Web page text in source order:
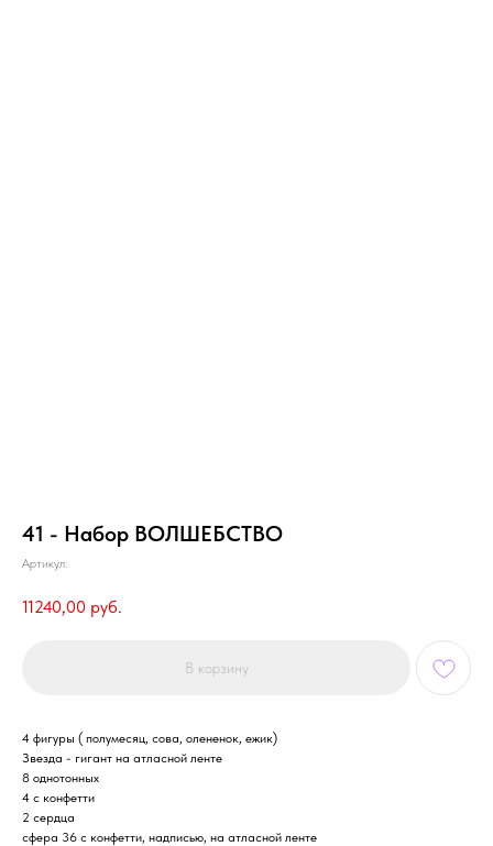
41 - Набор ВОЛШЕБСТВО
Артикул:
11240,00 руб.
В корзину
4 фигуры ( полумесяц, сова, олененок, ежик)
Звезда - гигант на атласной ленте
8 однотонных
4 с конфетти
2 сердца
сфера 36 с конфетти, надписью, на атласной ленте